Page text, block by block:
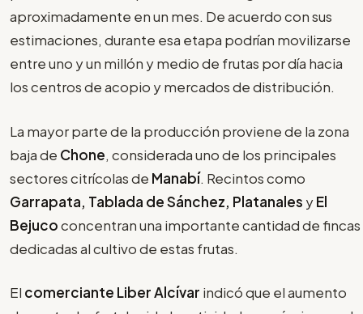
aproximadamente en un mes. De acuerdo con sus
estimaciones, durante esa etapa podrían movilizarse
entre uno y un millón y medio de frutas por día hacia
los centros de acopio y mercados de distribución.
La mayor parte de la producción proviene de la zona
baja de Chone, considerada uno de los principales
sectores citrícolas de Manabí. Recintos como
Garrapata, Tablada de Sánchez, Platanales yEl
Bejucoconcentran una importante cantidad de fincas
dedicadas al cultivo de estas frutas.
El comerciante Liber Alcívar indicó que el aumento